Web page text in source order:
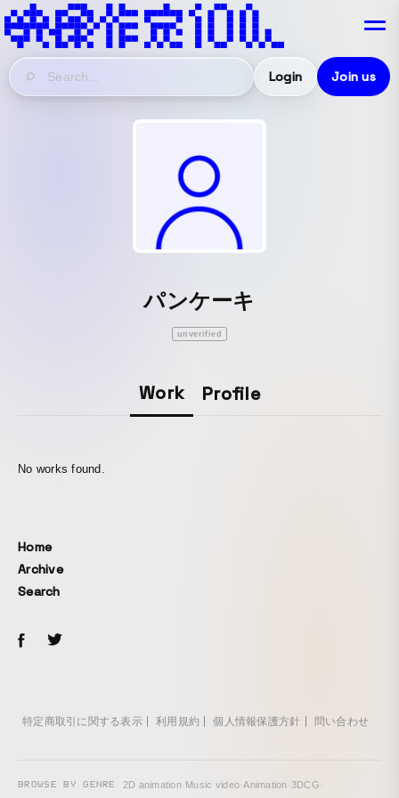
Login Join us
パンケーキ
unverified
Work Profile
No works found.
Home
Archive
Search
特定商取引に関する表示 利用規約 個人情報保護方針 問い合わせ
BROWSE BY GENRE 2D animation· Music video·Animation·3DCG·